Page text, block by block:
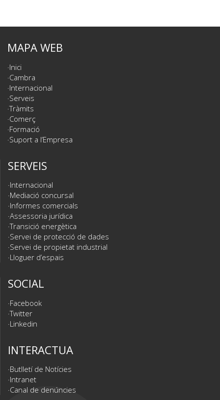
MAPA WEB
Inici
Cambra
Internacional
Serveis
Tràmits
Comerç
Formació
Suport a l’Empresa
SERVEIS
Internacional
Mediació concursal
Informes comercials
Assessoria jurídica
Transició energètica
Servei de protecció de dades
Servei de propietat industrial
Lloguer d’espais
SOCIAL
Facebook
Twitter
Linkedin
INTERACTUA
Butlletí de Notícies
Intranet
Canal de denúncies